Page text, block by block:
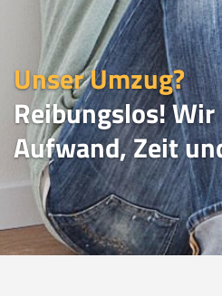
Unser Umzug?
Reibungslos!
Aufwand, Zeit